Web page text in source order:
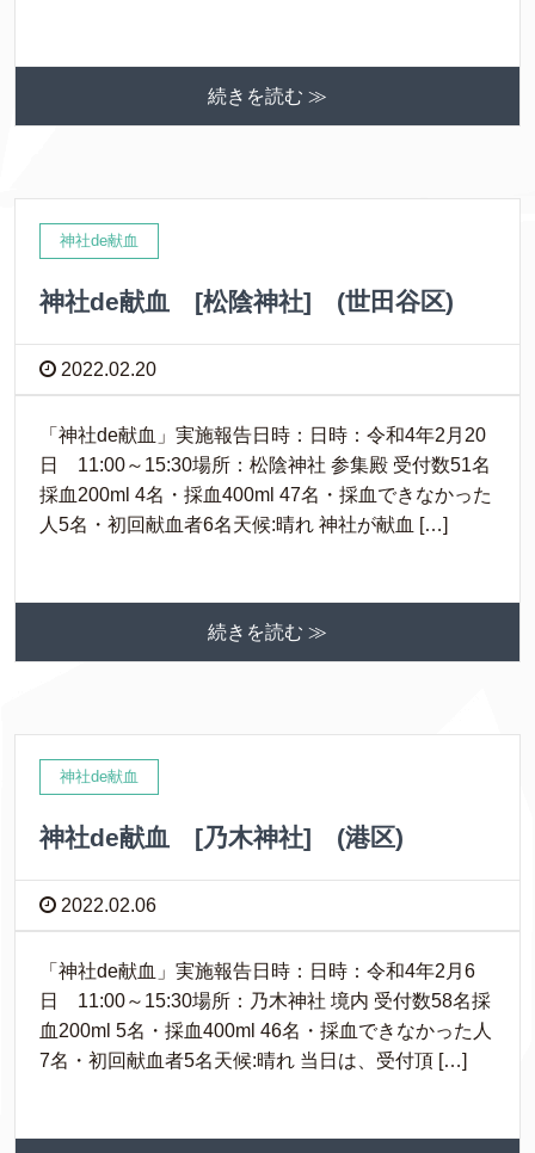
続きを読む ≫
神社de献血
神社de献血 [松陰神社] (世田谷区)
2022.02.20
「神社de献血」実施報告日時：日時：令和4年2月20
日 11:00～15:30場所：松陰神社 参集殿 受付数51名
採血200ml 4名・採血400ml 47名・採血できなかった
人5名・初回献血者6名天候:晴れ 神社が献血 […]
続きを読む ≫
神社de献血
神社de献血 [乃木神社] (港区)
2022.02.06
「神社de献血」実施報告日時：日時：令和4年2月6
日 11:00～15:30場所：乃木神社 境内 受付数58名採
血200ml 5名・採血400ml 46名・採血できなかった人
7名・初回献血者5名天候:晴れ 当日は、受付頂 […]